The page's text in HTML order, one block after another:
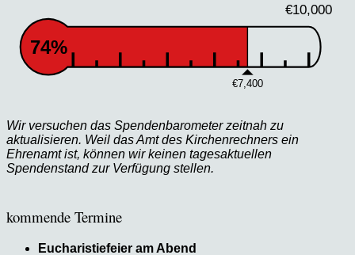
€10,000
€7,400
74%
Wir versuchen das Spendenbarometer zeitnah zu
aktualisieren. Weil das Amt des Kirchenrechners ein
Ehrenamt ist, können wir keinen tagesaktuellen
Spendenstand zur Verfügung stellen.
kommende Termine
Eucharistiefeier am Abend